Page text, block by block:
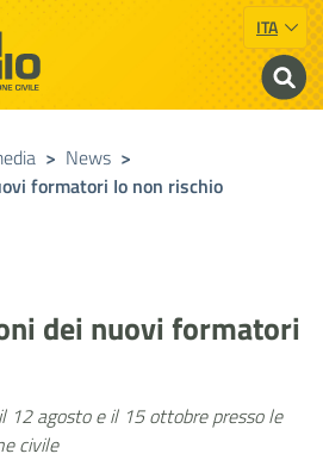
ITA
Civile
> News >
formatori Io non rischio
dei nuovi formatori
12 agosto e il 15 ottobre presso le
civile